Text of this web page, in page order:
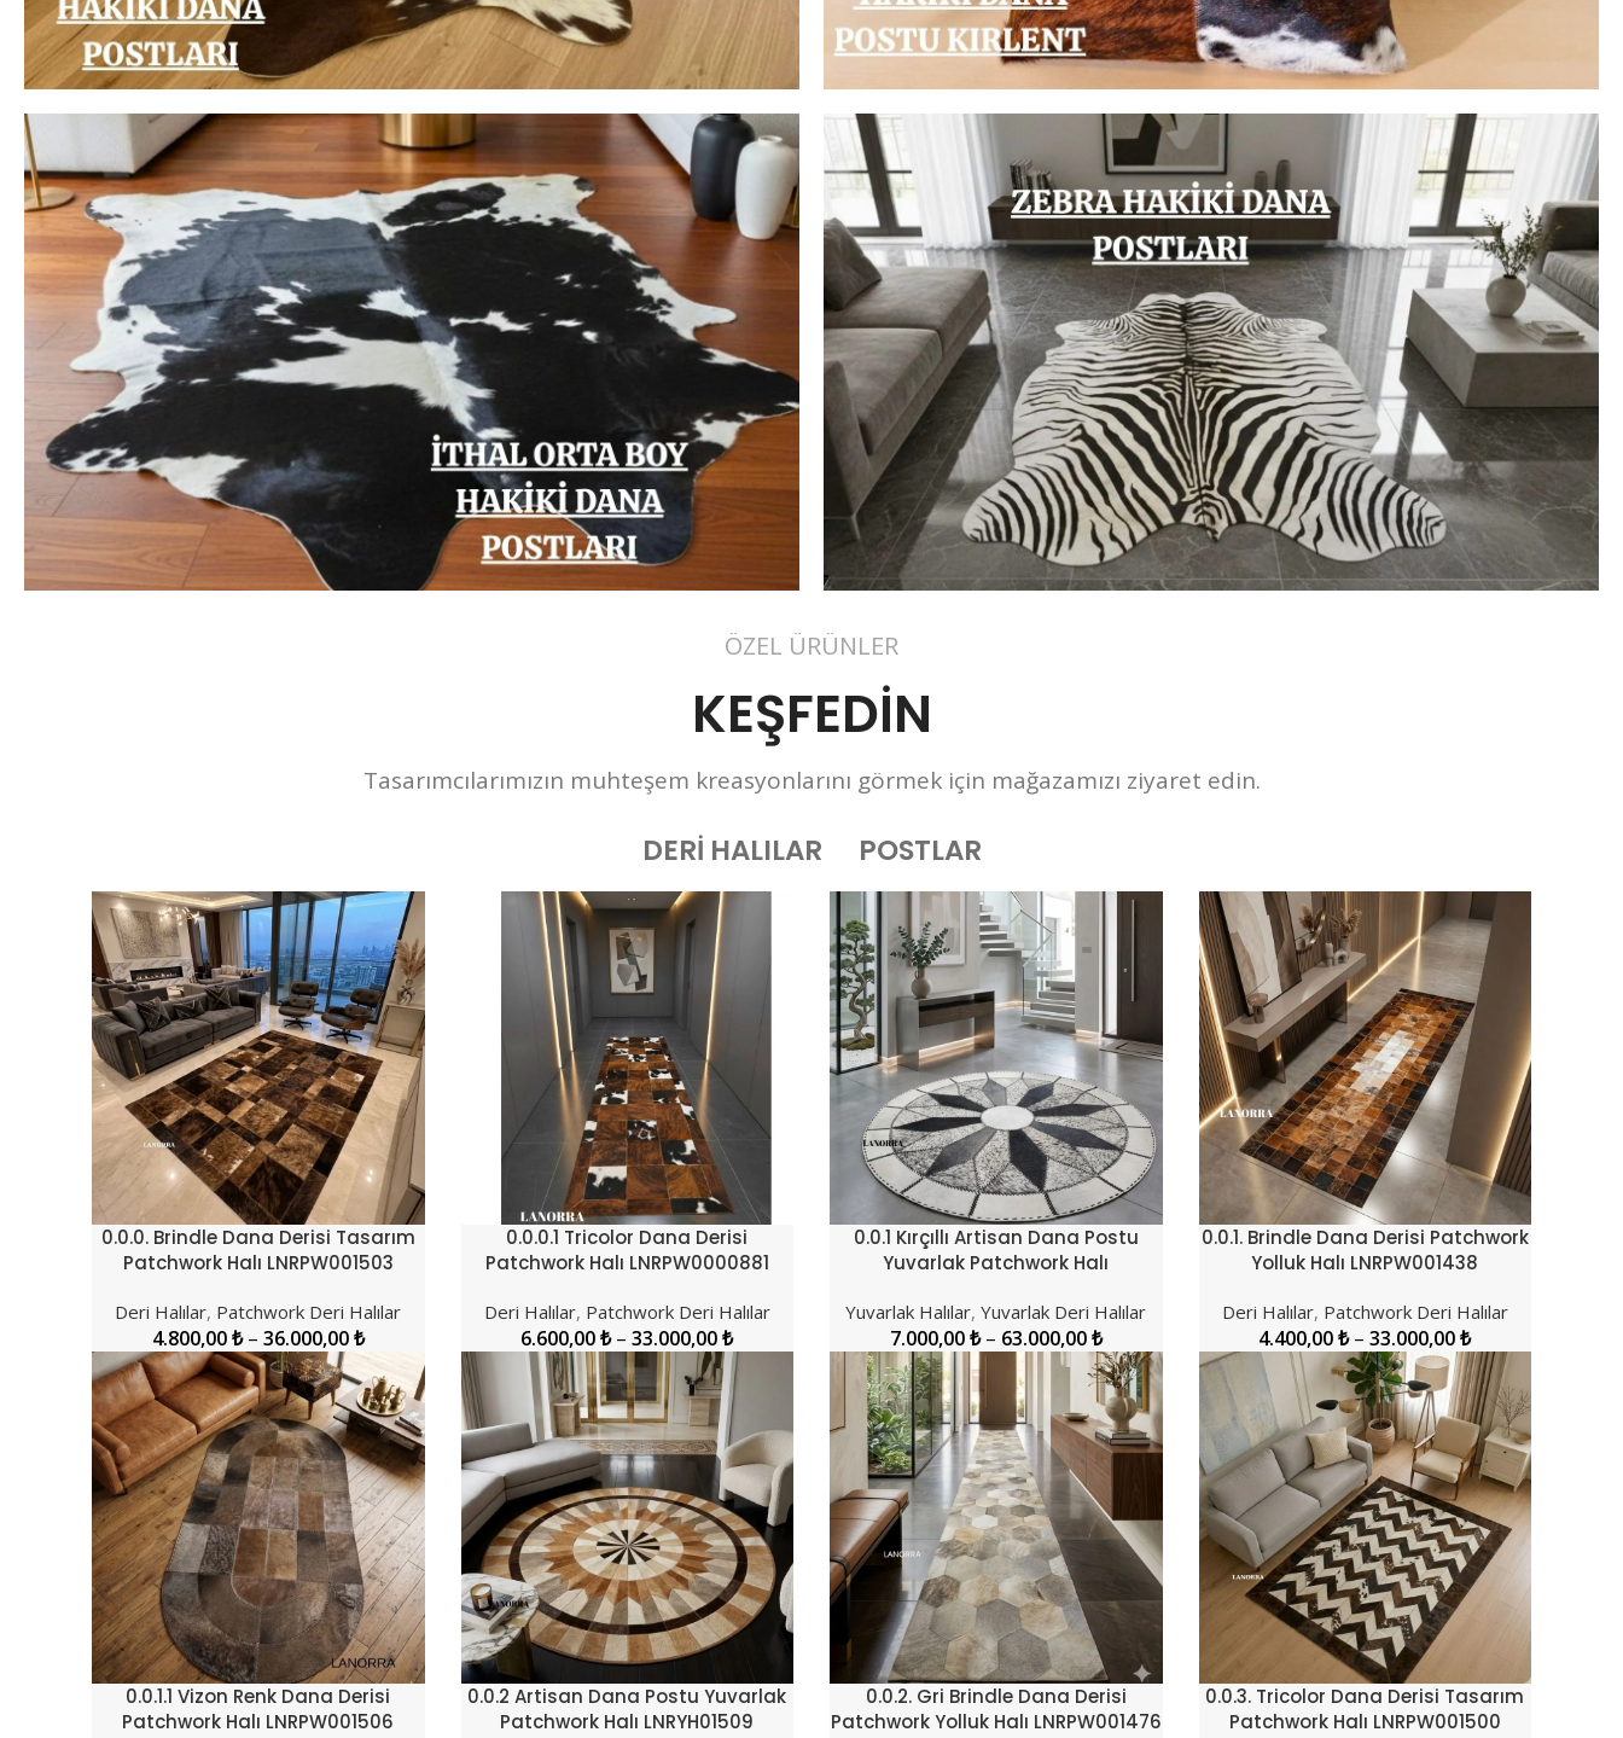
ÖZEL ÜRÜNLER
KEŞFEDİN
Tasarımcılarımızın muhteşem kreasyonlarını görmek için mağazamızı ziyaret edin.
DERİ HALILAR POSTLAR
SEÇENEKLER
0.0.0. Brindle Dana Derisi Tasarım
Patchwork Halı LNRPW001503
Deri Halılar, Patchwork Deri Halılar
4.800,00₺ – 36.000,00₺
SEÇENEKLER
0.0.0.1 Tricolor Dana Derisi
Patchwork Halı LNRPW0000881
Deri Halılar, Patchwork Deri Halılar
6.600,00₺ –33.000,00₺
SEÇENEKLER
0.0.1 Kırçıllı Artisan Dana Postu
Yuvarlak Patchwork Halı
Yuvarlak Halılar,Yuvarlak Deri Halılar
7.000,00₺ – 63.000,00₺
SEÇENEKLER
0.0.1. Brindle Dana Derisi Patchwork
Yolluk Halı LNRPW001438
Deri Halılar, Patchwork Deri Halılar
4.400,00₺ –33.000,00₺
SEÇENEKLER
0.0.1.1 Vizon Renk Dana Derisi
Patchwork Halı LNRPW001506
SEÇENEKLER
0.0.2 Artisan Dana Postu Yuvarlak
Patchwork Halı LNRYH01509
SEÇENEKLER
0.0.2. Gri Brindle Dana Derisi
Patchwork Yolluk Halı LNRPW001476
SEÇENEKLER
0.0.3. Tricolor Dana Derisi Tasarım
Patchwork Halı LNRPW001500